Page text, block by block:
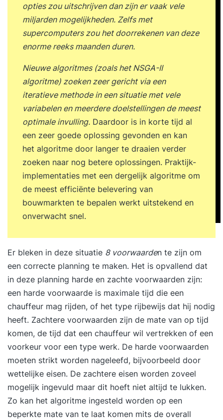
opties zou uitschrijven dan zijn er vaak vele
miljarden mogelijkheden. Zelfs met
supercomputers zou het doorrekenen van deze
enorme reeks maanden duren.
Nieuwe algoritmes (zoals het NSGA-II
algoritme) zoeken zeer gericht via een
iteratieve methode in een situatie met vele
variabelen en meerdere doelstellingen de meest
optimale invulling. Daardoor is in korte tijd al
een zeer goede oplossing gevonden en kan
het algoritme door langer te draaien verder
zoeken naar nog betere oplossingen. Praktijk-
implementaties met een dergelijk algoritme om
de meest efficiënte belevering van
bouwmarkten te bepalen werkt uitstekend en
onverwacht snel.
Er bleken in deze situatie 8 voorwaarden te zijn om
een correcte planning te maken. Het is opvallend dat
in deze planning harde en zachte voorwaarden zijn:
een harde voorwaarde is maximale tijd die een
chauffeur mag rijden, of het type rijbewijs dat hij nodig
heeft. Zachtere voorwaarden zijn de mate van op tijd
komen, de tijd dat een chauffeur wil vertrekken of een
voorkeur voor een type werk. De harde voorwaarden
moeten strikt worden nageleefd, bijvoorbeeld door
wettelijke eisen. De zachtere eisen worden zoveel
mogelijk ingevuld maar dit hoeft niet altijd te lukken.
Zo kan het algoritme ingesteld worden op een
beperkte mate van te laat komen mits de overall